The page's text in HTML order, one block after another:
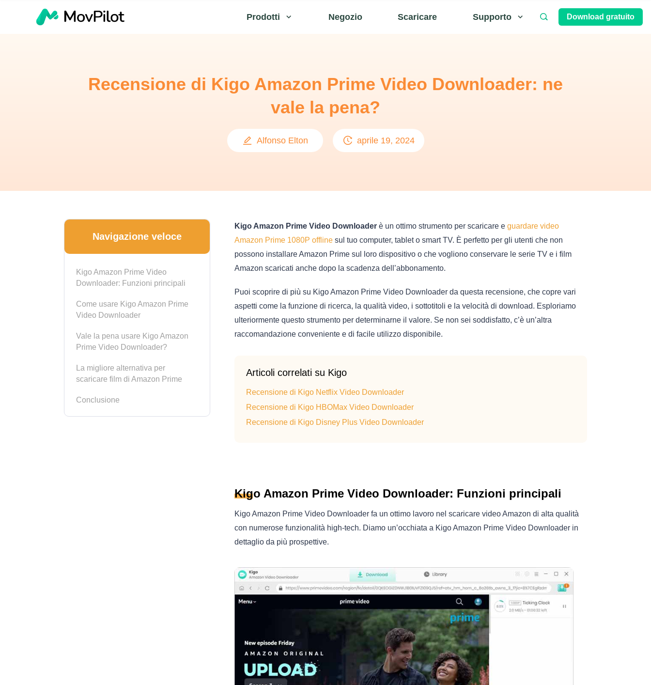
Prodotti Negozio Scaricare Supporto Download gratuito
Recensione di Kigo Amazon Prime Video Downloader: ne
vale la pena?
Alfonso Elton aprile 19, 2024
Navigazione veloce
Kigo Amazon Prime Video
Downloader: Funzioni principali
Come usare Kigo Amazon Prime
Video Downloader
Vale la pena usare Kigo Amazon
Prime Video Downloader?
La migliore alternativa per
scaricare film di Amazon Prime
Conclusione
Kigo Amazon Prime Video Downloader è un ottimo strumento per scaricare e guardare video
Amazon Prime 1080P offline sul tuo computer, tablet o smart TV. È perfetto per gli utenti che non
possono installare Amazon Prime sul loro dispositivo o che vogliono conservare le serie TV e i film
Amazon scaricati anche dopo la scadenza dell’abbonamento.
Puoi scoprire di più su Kigo Amazon Prime Video Downloader da questa recensione, che copre vari
aspetti come la funzione di ricerca, la qualità video, i sottotitoli e la velocità di download. Esploriamo
ulteriormente questo strumento per determinarne il valore. Se non sei soddisfatto, c’è un’altra
raccomandazione conveniente e di facile utilizzo disponibile.
Articoli correlati su Kigo
Recensione di Kigo Netflix Video Downloader
Recensione di Kigo HBOMax Video Downloader
Recensione di Kigo Disney Plus Video Downloader
Kigo Amazon Prime Video Downloader: Funzioni principali
Kigo Amazon Prime Video Downloader fa un ottimo lavoro nel scaricare video Amazon di alta qualità
con numerose funzionalità high-tech. Diamo un’occhiata a Kigo Amazon Prime Video Downloader in
dettaglio da più prospettive.